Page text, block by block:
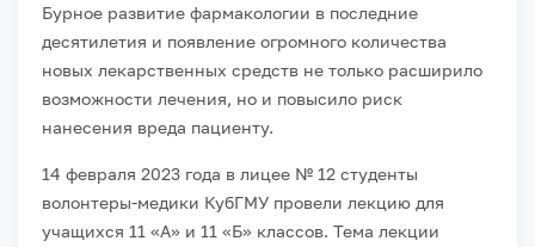
Бурное развитие фармакологии в последние
десятилетия и появление огромного количества
новых лекарственных средств не только расширило
возможности лечения, но и повысило риск
нанесения вреда пациенту.
14 февраля 2023 года в лицее № 12 студенты
волонтеры-медики КубГМУ провели лекцию для
учащихся 11 «А» и 11 «Б» классов. Тема лекции